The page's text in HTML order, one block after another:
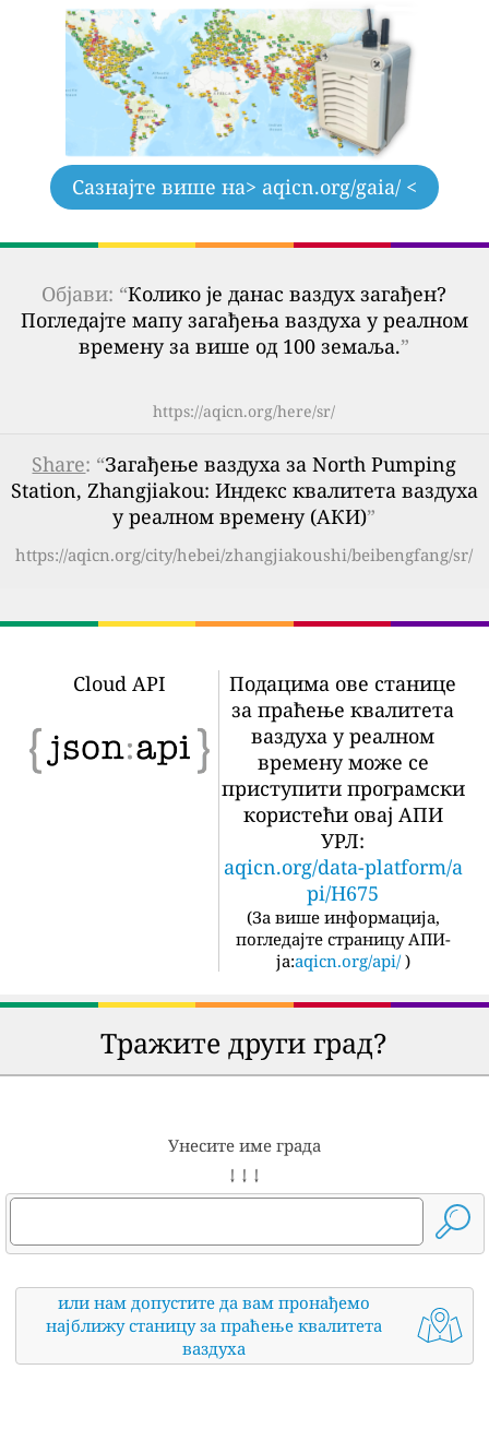
Сазнајте више на> aqicn.org/gaia/ <
Објави: “Колико је данас ваздух загађен?
Погледајте мапу загађења ваздуха у реалном
времену за више од 100 земаља.”
https://aqicn.org/here/sr/
Share: “Загађење ваздуха за North Pumping
Station, Zhangjiakou: Индекс квалитета ваздуха
у реалном времену (АКИ)”
https://aqicn.org/city/hebei/zhangjiakoushi/beibengfang/sr/
Cloud API
Подацима ове станице
за праћење квалитета
ваздуха у реалном
времену може се
приступити програмски
користећи овај АПИ
УРЛ:
aqicn.org/data-platform/a
pi/H675
(За више информација,
погледајте страницу АПИ-
ја:aqicn.org/api/ )
Тражите други град?
Унесите име града
↓ ↓ ↓
или нам допустите да вам пронађемо
најближу станицу за праћење квалитета
ваздуха